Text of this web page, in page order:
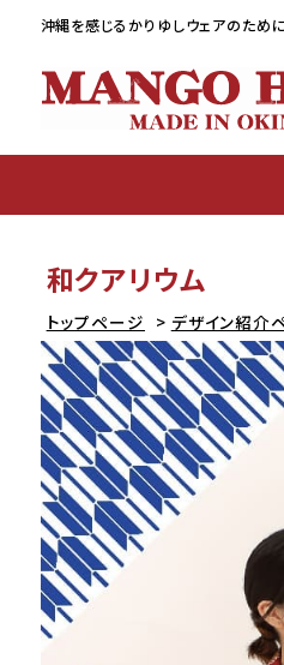
沖縄を感じるかりゆしウェアのために
和クアリウム
トップページ デザイン紹介